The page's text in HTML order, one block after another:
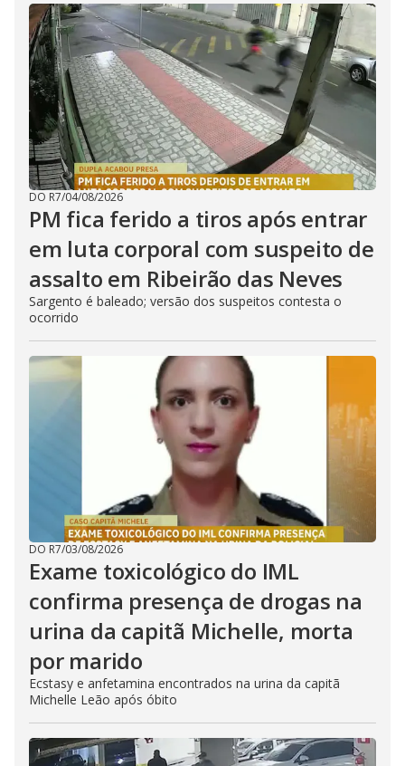
DO R7/04/08/2026
PM fica ferido a tiros após entrar
em luta corporal com suspeito de
assalto em Ribeirão das Neves
Sargento é baleado; versão dos suspeitos contesta o
ocorrido
DO R7/03/08/2026
Exame toxicológico do IML
confirma presença de drogas na
urina da capitã Michelle, morta
por marido
Ecstasy e anfetamina encontrados na urina da capitã
Michelle Leão após óbito